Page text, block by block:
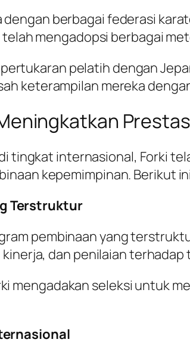
dengan berbagai federasi
telah mengadopsi berbagai
pelatih dengan
keterampilan mereka
tingkat internasional, Forki
kepemimpinan. Berikut
Terstruktur
pembinaan yang
dan penilaian
mengadakan seleksi untuk